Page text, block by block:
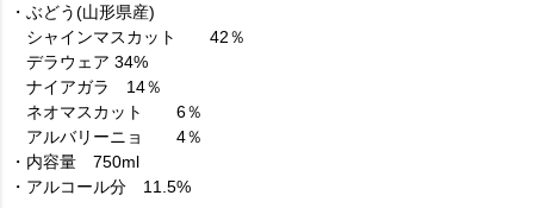
・ぶどう(山形県産)
シャインマスカット 42％
デラウェア 34%
ナイアガラ 14％
ネオマスカット 6％
アルバリーニョ 4％
・内容量 750ml
・アルコール分 11.5%